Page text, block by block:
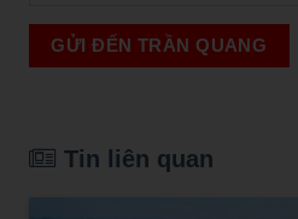
GỬI ĐẾN TRẦN QUANG
Tin liên quan